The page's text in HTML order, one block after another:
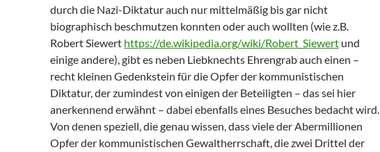
durch die Nazi-Diktatur auch nur mittelmäßig bis gar nicht
biographisch beschmutzen konnten oder auch wollten (wie z.B.
Robert Siewert https://de.wikipedia.org/wiki/Robert_Siewert und
einige andere), gibt es neben Liebknechts Ehrengrab auch einen –
recht kleinen Gedenkstein für die Opfer der kommunistischen
Diktatur, der zumindest von einigen der Beteiligten – das sei hier
anerkennend erwähnt – dabei ebenfalls eines Besuches bedacht wird.
Von denen speziell, die genau wissen, dass viele der Abermillionen
Opfer der kommunistischen Gewaltherrschaft, die zwei Drittel der